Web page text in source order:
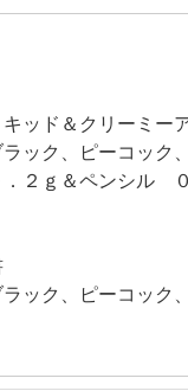
を引き締めるＲｅ
サンジオール、エ
を防ぐＢｌａｃｋ
エキス、マルトデキ
った美容成分を配合
ッド＆クリーミー
ラック、ピーコック
２ｇ＆ペンシル
ラック、ピーコック